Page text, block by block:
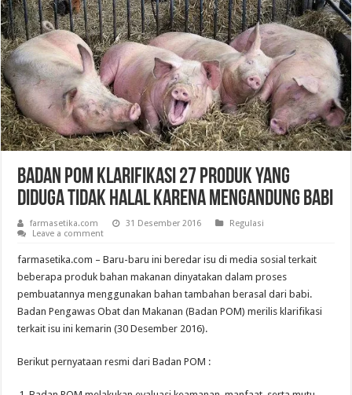
Badan POM Klarifikasi 27 Produk yang
Diduga Tidak Halal Karena Mengandung Babi
farmasetika.com 31 Desember 2016
Regulasi
Leave a comment
farmasetika.com – Baru-baru ini beredar isu di media sosial terkait
beberapa produk bahan makanan dinyatakan dalam proses
pembuatannya menggunakan bahan tambahan berasal dari babi.
Badan Pengawas Obat dan Makanan (Badan POM) merilis klarifikasi
terkait isu ini kemarin (30 Desember 2016).
Berikut pernyataan resmi dari Badan POM :